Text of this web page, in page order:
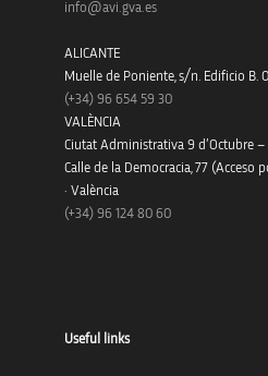
info@avi.gva.es
ALICANTE
Muelle de Poniente, s/n. Edificio B.
(+34) 96 654 59 30
VALÈNCIA
Ciutat Administrativa 9 d’Octubre –
Calle de la Democracia, 77 (Acceso
· València
(+34) 96 124 80 60
Useful links